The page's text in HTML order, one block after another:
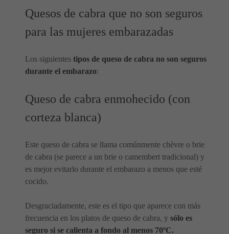
Quesos de cabra que no son seguros
para las mujeres embarazadas
Los siguientes tipos de queso de cabra no son seguros
durante el embarazo:
Queso de cabra enmohecido (con
corteza blanca)
Este queso de cabra se llama comúnmente chèvre o brie
de cabra (se parece a un brie o camembert tradicional) y
es mejor evitarlo durante el embarazo a menos que esté
cocido.
Desgraciadamente, este es el tipo que aparece con más
frecuencia en los platos de queso de cabra, y sólo es
seguro si se calienta a fondo al menos 70ºC.